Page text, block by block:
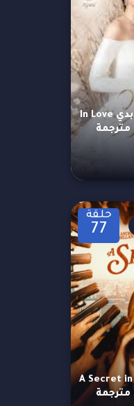
مسلسل في الحب الأبدي In Love
حلقة
77
مسلسل سر في براغ A Secret in